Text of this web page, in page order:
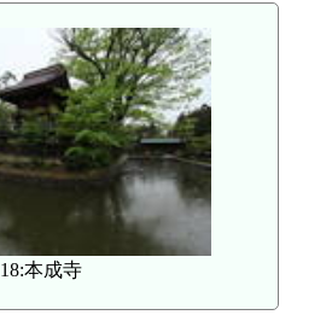
18:本成寺